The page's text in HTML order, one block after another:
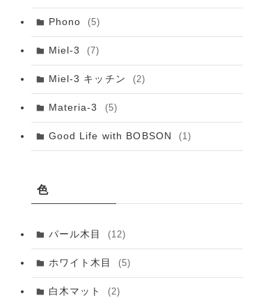
Phono (5)
Miel-3 (7)
Miel-3 キッチン (2)
Materia-3 (5)
Good Life with BOBSON (1)
色
パール木目 (12)
ホワイト木目 (5)
白木マット (2)